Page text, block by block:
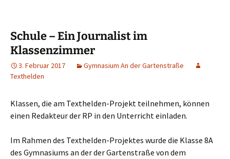
Schule – Ein Journalist im
Klassenzimmer
3. Februar 2017
Gymnasium An der Gartenstraße
Texthelden
Klassen, die am Texthelden-Projekt teilnehmen, können
einen Redakteur der RP in den Unterricht einladen.
Im Rahmen des Texthelden-Projektes wurde die Klasse 8A
des Gymnasiums an der der Gartenstraße von dem